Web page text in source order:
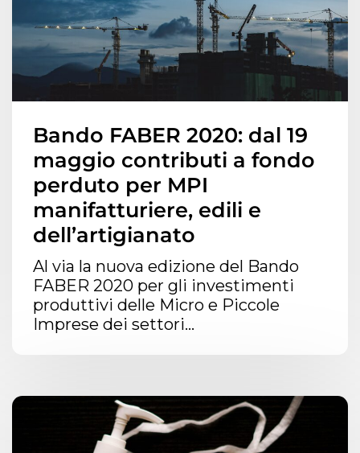
Bando FABER 2020: dal 19
maggio contributi a fondo
perduto per MPI
manifatturiere, edili e
dell’artigianato
Al via la nuova edizione del Bando
FABER 2020 per gli investimenti
produttivi delle Micro e Piccole
Imprese dei settori...